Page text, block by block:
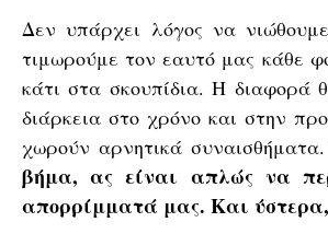
Δεν υπάρχει λόγος να
τιμωρούμε τον εαυτό μας κάθε
κάτι στα σκουπίδια. Η διαφορά
διάρκεια στο χρόνο και στην
χωρούν αρνητικά
βήμα, ας είναι απλώς να
απορρίμματά μας. Και